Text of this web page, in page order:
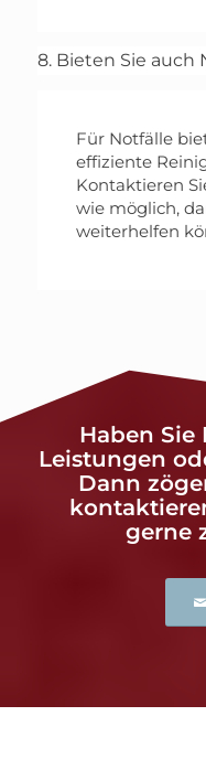
8. Bieten Sie auch
Für Notfälle
effiziente
Kontaktieren
wie möglich,
weiterhelfen
Haben Sie
Leistungen
Dann
gerne